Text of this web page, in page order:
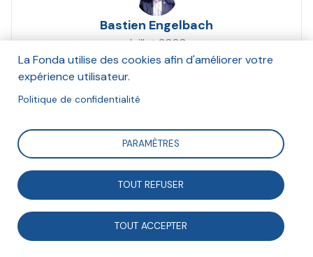
Bastien Engelbach
Juillet 2020
Dans le cadre du programme Faire Ensemble 2030, la
Fonda souhaite valoriser les coopérations pluri-
acteurs qui sont mises en oeuvre. Cette fiche montre
comment sept facilitatrices en intelligence collective
ont "fait ensemble" pour rédiger un ouvrage sur cette
La Fonda utilise des cookies afin d'améliorer votre
expérience utilisateur.
Politique de confidentialité
PARAMÈTRES
TOUT REFUSER
TOUT ACCEPTER